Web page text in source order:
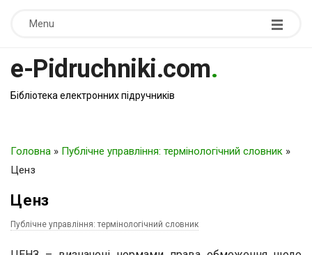
Menu
e-Pidruchniki.com.
Бібліотека електронних підручників
Головна » Публічне управління: термінологічний словник »
Ценз
Ценз
Публічне управління: термінологічний словник